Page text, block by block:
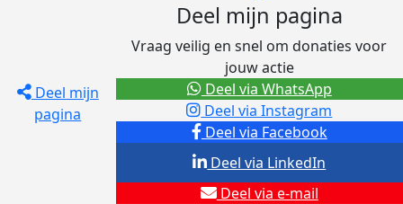
Deel mijn
pagina
Deel mijn pagina
Vraag veilig en snel om donaties voor
jouw actie
Deel via Facebook
Deel via Instagram
Deel via e-mail
Deel via LinkedIn
Deel via WhatsApp